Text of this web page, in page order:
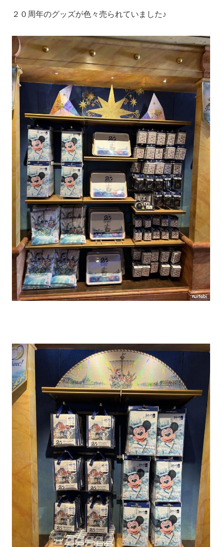
２０周年のグッズが色々売られていました♪